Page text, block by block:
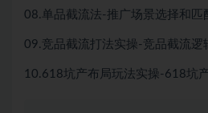
08.单品截流法-推广场景选择和匹
09.竞品截流打法实操-竞品截流逻
10.618坑产布局玩法实操-618坑